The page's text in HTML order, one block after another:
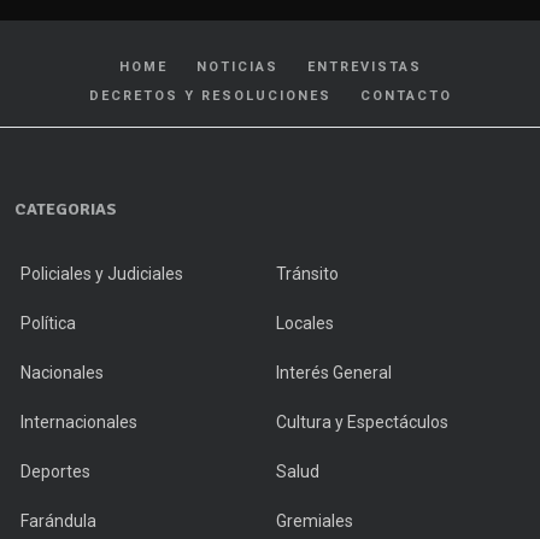
HOME NOTICIAS
ENTREVISTAS
DECRETOS Y RESOLUCIONES
CONTACTO
CATEGORIAS
Policiales y Judiciales Tránsito
Política Locales
Nacionales Interés General
Internacionales Cultura y Espectáculos
Deportes Salud
Farándula Gremiales